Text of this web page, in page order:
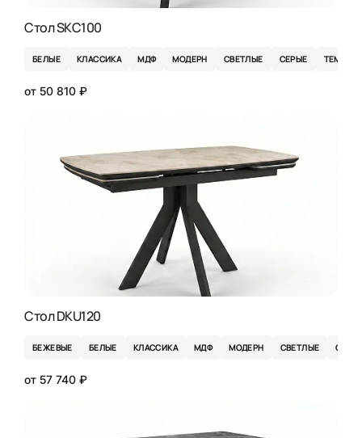
Стол SKC100
БЕЛЫЕ КЛАССИКА МДФ МОДЕРН СВЕТЛЫЕ СЕРЫЕ ТЕМНЫЕ
от 50 810 ₽
Стол DKU120
БЕЖЕВЫЕ БЕЛЫЕ КЛАССИКА МДФ МОДЕРН СВЕТЛЫЕ
от 57 740 ₽